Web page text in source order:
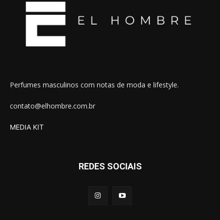
Perfumes masculinos com notas de moda e lifestyle.
contato@elhombre.com.br
MEDIA KIT
REDES SOCIAIS